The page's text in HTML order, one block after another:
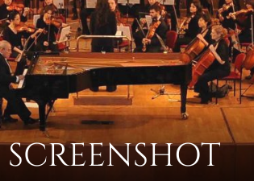
SCREENSHOT